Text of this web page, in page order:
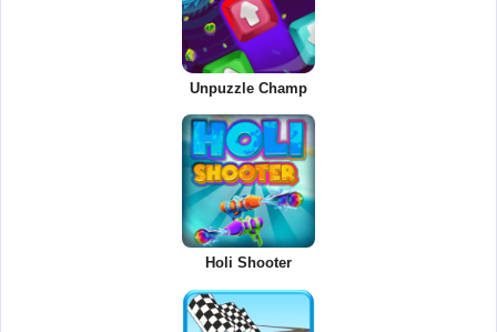
Unpuzzle Champ
Holi Shooter